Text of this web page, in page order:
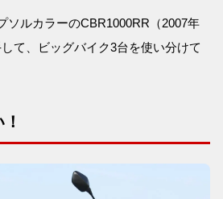
ソルカラーのCBR1000RR（2007年
て、ビッグバイク3台を使い分けて